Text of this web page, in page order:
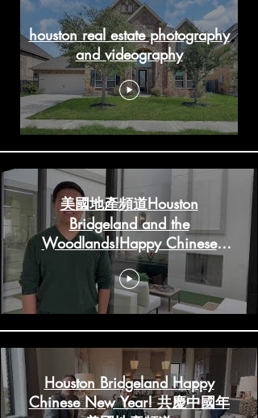
houston real estate photography
and videography
美國地產頻道Houston
Bridgeland and the
Woodlands!Happy Chinese
New Year!
HoustonRealestateChannels.com
Houston Bridgeland Happy
Chinese New Year! 共慶中國年